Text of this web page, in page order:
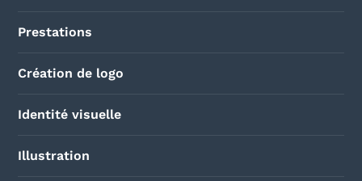
Prestations
Création de logo
Identité visuelle
Illustration